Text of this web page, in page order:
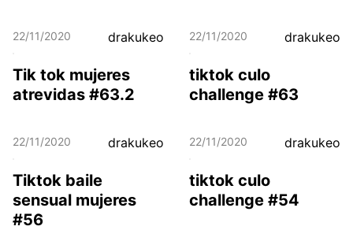
22/11/2020 drakukeo
Tik tok mujeres
atrevidas #63.2
22/11/2020 drakukeo
tiktok culo
challenge #63
22/11/2020 drakukeo
Tiktok baile
sensual mujeres
#56
22/11/2020 drakukeo
tiktok culo
challenge #54